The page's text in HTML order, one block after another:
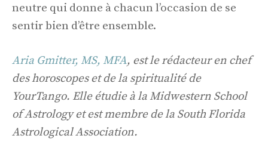
neutre qui donne à chacun l’occasion de se
sentir bien d’être ensemble.
Aria Gmitter, MS, MFA, est le rédacteur en chef
des horoscopes et de la spiritualité de
YourTango. Elle étudie à la Midwestern School
of Astrology et est membre de la South Florida
Astrological Association.